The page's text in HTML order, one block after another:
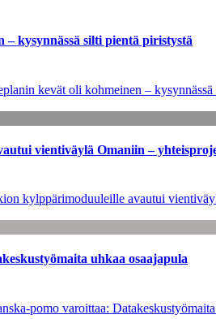
kysynnässä silti pientä piristystä
kevät oli kohmeinen –
vientiväylä Omaniin –
kylppärimoduuleille avautui
uhkaa osaajapula
pomo varoittaa: